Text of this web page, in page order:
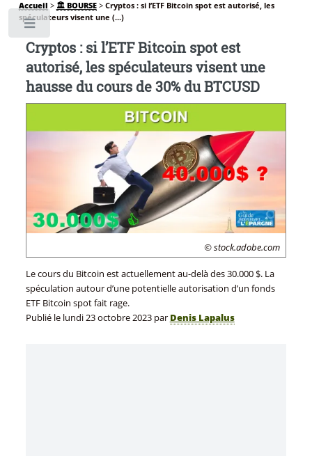
Accueil > 🏛️ BOURSE> Cryptos : si l’ETF Bitcoin spot est autorisé, les
spéculateurs visent une (...)
Cryptos : si l’ETF Bitcoin spot est
autorisé, les spéculateurs visent une
hausse du cours de 30% du BTCUSD
© stock.adobe.com
Le cours du Bitcoin est actuellement au-delà des 30.000 $. La
spéculation autour d’une potentielle autorisation d’un fonds
ETF Bitcoin spot fait rage.
Publié le lundi 23 octobre 2023par Denis Lapalus